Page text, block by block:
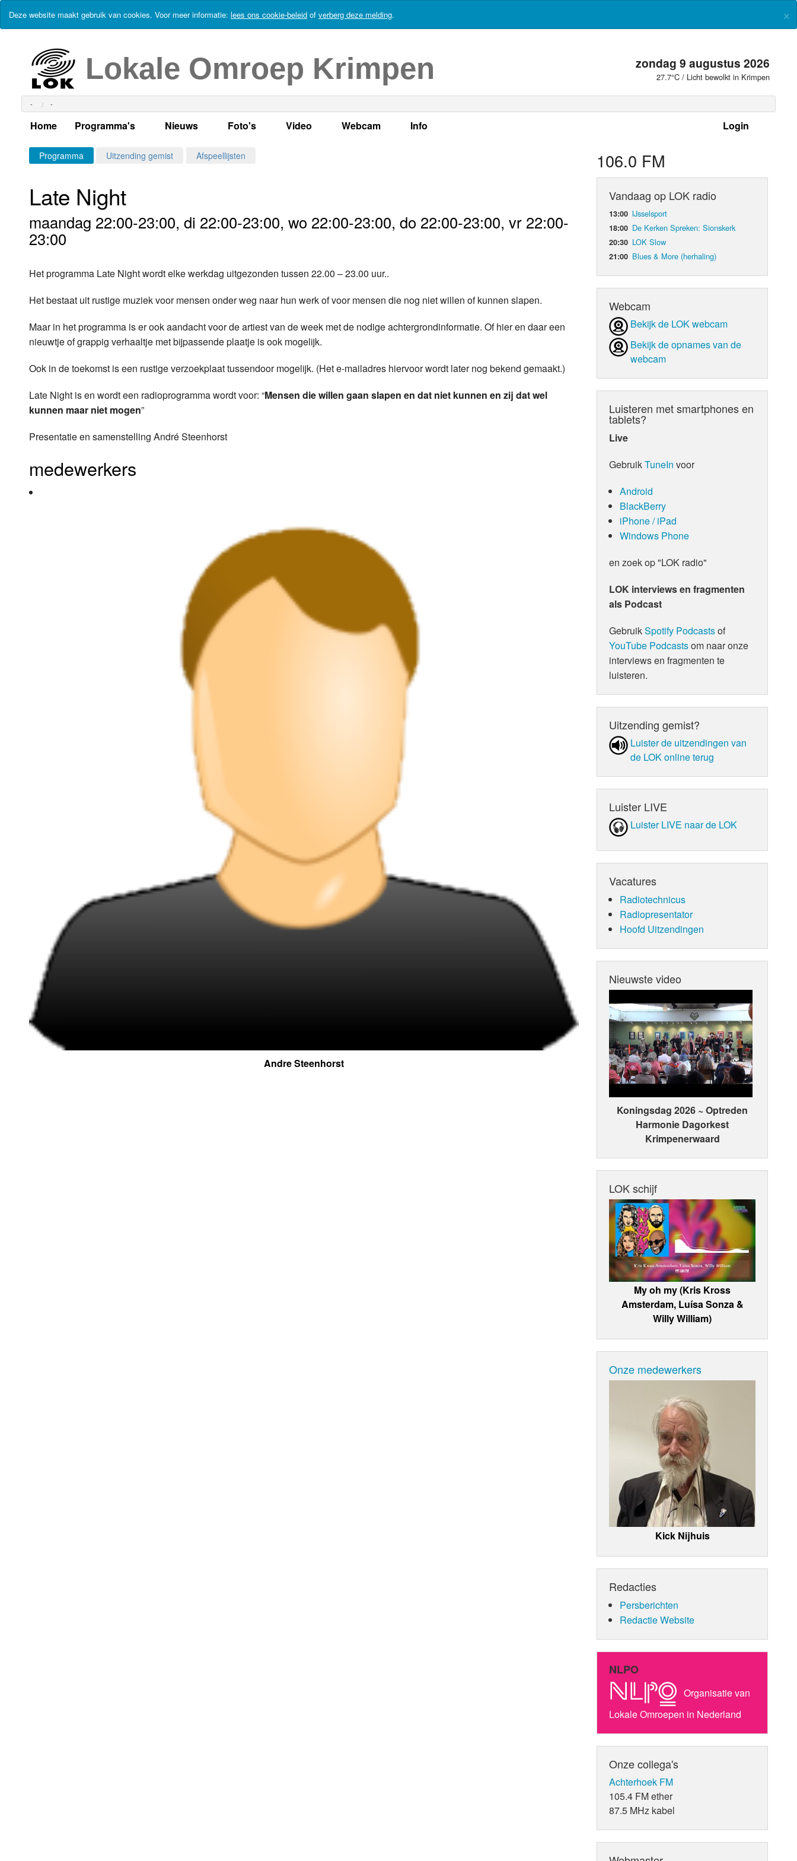
Deze website maakt gebruik van cookies. Voor meer informatie: lees ons cookie-beleid of verberg deze melding. ×
Lokale Omroep Krimpen zondag 9 augustus 2026
27.7°C / Licht bewolkt in Krimpen
- -
Login
Home Programma's
Alle dagen
Per dag
Dinsdag
Zaterdag
Zondag
Alle programma's
Oude LOK programma's
Nieuws
Actueel Lokaal Nieuws
Columns
Foto's
Algemeen
Smoelenboek
Video Webcam Info
Programma Uitzending gemist Afspeellijsten
Late Night
maandag 22:00-23:00, di 22:00-23:00, wo 22:00-23:00, do 22:00-23:00, vr 22:00-
23:00
Het programma Late Night wordt elke werkdag uitgezonden tussen 22.00 – 23.00 uur..
Het bestaat uit rustige muziek voor mensen onder weg naar hun werk of voor mensen die nog niet willen of kunnen slapen.
Maar in het programma is er ook aandacht voor de artiest van de week met de nodige achtergrondinformatie. Of hier en daar een
nieuwtje of grappig verhaaltje met bijpassende plaatje is ook mogelijk.
Ook in de toekomst is een rustige verzoekplaat tussendoor mogelijk. (Het e-mailadres hiervoor wordt later nog bekend gemaakt.)
Late Night is en wordt een radioprogramma wordt voor: “Mensen die willen gaan slapen en dat niet kunnen en zij dat wel
kunnen maar niet mogen”
Presentatie en samenstelling André Steenhorst
medewerkers
Andre Steenhorst
106.0 FM
Vandaag op LOK radio
13:00 IJsselsport
18:00 De Kerken Spreken: Sionskerk
20:30 LOK Slow
21:00 Blues & More (herhaling)
Webcam
Bekijk de LOK webcam
Bekijk de opnames van de
webcam
Luisteren met smartphones en
tablets?
Live
GebruikTuneIn voor
Android
BlackBerry
iPhone / iPad
Windows Phone
en zoek op "LOK radio"
LOK interviews en fragmenten
als Podcast
GebruikSpotify Podcastsof
YouTube Podcastsom naar onze
interviews en fragmenten te
luisteren.
Uitzending gemist?
Luister de uit­zen­din­gen van
de LOK online terug
Luister LIVE
Luister LIVE naar de LOK
Vacatures
Radiotechnicus
Radiopresentator
Hoofd Uitzendingen
Nieuwste video
Koningsdag 2026 ~ Optreden
Harmonie Dagorkest
Krimpenerwaard
LOK schijf
My oh my (Kris Kross
Amsterdam, Luísa Sonza &
Willy William)
Onze medewerkers
Kick Nijhuis
Redacties
Persberichten
Redactie Website
NLPO
Organisatie van
Lokale Omroepen in Nederland
Onze collega's
Achterhoek FM
105.4 FM ether
87.5 MHz kabel